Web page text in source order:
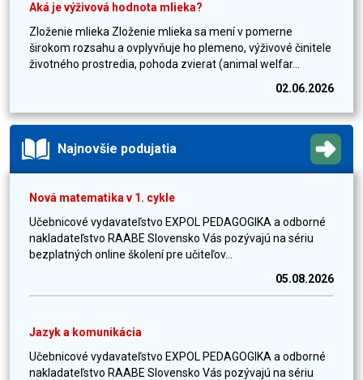
Aká je výživová hodnota mlieka?
Zloženie mlieka Zloženie mlieka sa mení v pomerne
širokom rozsahu a ovplyvňuje ho plemeno, výživové činitele
životného prostredia, pohoda zvierat (animal welfar...
02.06.2026
Najnovšie podujatia
Nová matematika v 1. cykle
Učebnicové vydavateľstvo EXPOL PEDAGOGIKA a odborné
nakladateľstvo RAABE Slovensko Vás pozývajú na sériu
bezplatných online školení pre učiteľov...
05.08.2026
Jazyk a komunikácia
Učebnicové vydavateľstvo EXPOL PEDAGOGIKA a odborné
nakladateľstvo RAABE Slovensko Vás pozývajú na sériu